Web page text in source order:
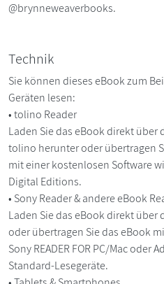
@brynneweaverbooks.
Technik
Sie können dieses eBook zum
Geräten lesen:
• tolino Reader
Laden Sie das eBook direkt über
tolino herunter oder übertragen
mit einer kostenlosen Software
Digital Editions.
• Sony Reader & andere eBook
Laden Sie das eBook direkt über
oder übertragen Sie das eBook
Sony READER FOR PC/Mac oder
Standard-Lesegeräte.